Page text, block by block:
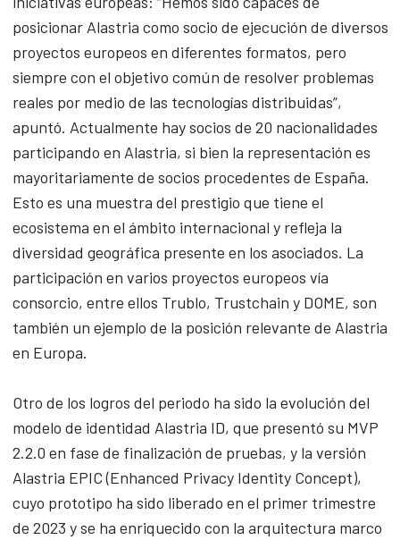
posicionar Alastria como socio de ejecución de diversos
proyectos europeos en diferentes formatos, pero
siempre con el objetivo común de resolver problemas
reales por medio de las tecnologías distribuidas”,
apuntó. Actualmente hay socios de 20 nacionalidades
participando en Alastria, si bien la representación es
mayoritariamente de socios procedentes de España.
Esto es una muestra del prestigio que tiene el
ecosistema en el ámbito internacional y refleja la
diversidad geográfica presente en los asociados. La
participación en varios proyectos europeos vía
consorcio, entre ellos Trublo, Trustchain y DOME, son
también un ejemplo de la posición relevante de Alastria
en Europa.
Otro de los logros del periodo ha sido la evolución del
modelo de identidad Alastria ID, que presentó su MVP
2.2.0 en fase de finalización de pruebas, y la versión
Alastria EPIC (Enhanced Privacy Identity Concept),
cuyo prototipo ha sido liberado en el primer trimestre
de 2023 y se ha enriquecido con la arquitectura marco